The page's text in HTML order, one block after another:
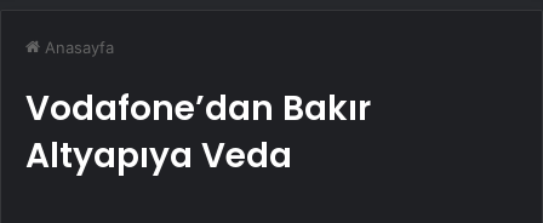
Anasayfa
Vodafone’dan Bakır
Altyapıya Veda